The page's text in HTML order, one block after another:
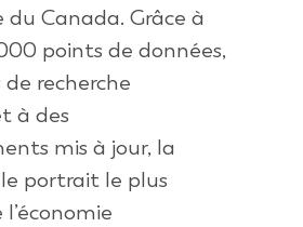
du Canada. Grâce à
points de données,
recherche
à des
mis à jour, la
portrait le plus